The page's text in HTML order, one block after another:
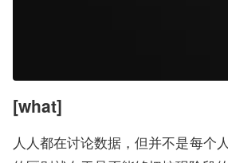
[what]
人人都在讨论数据，但并不是每个